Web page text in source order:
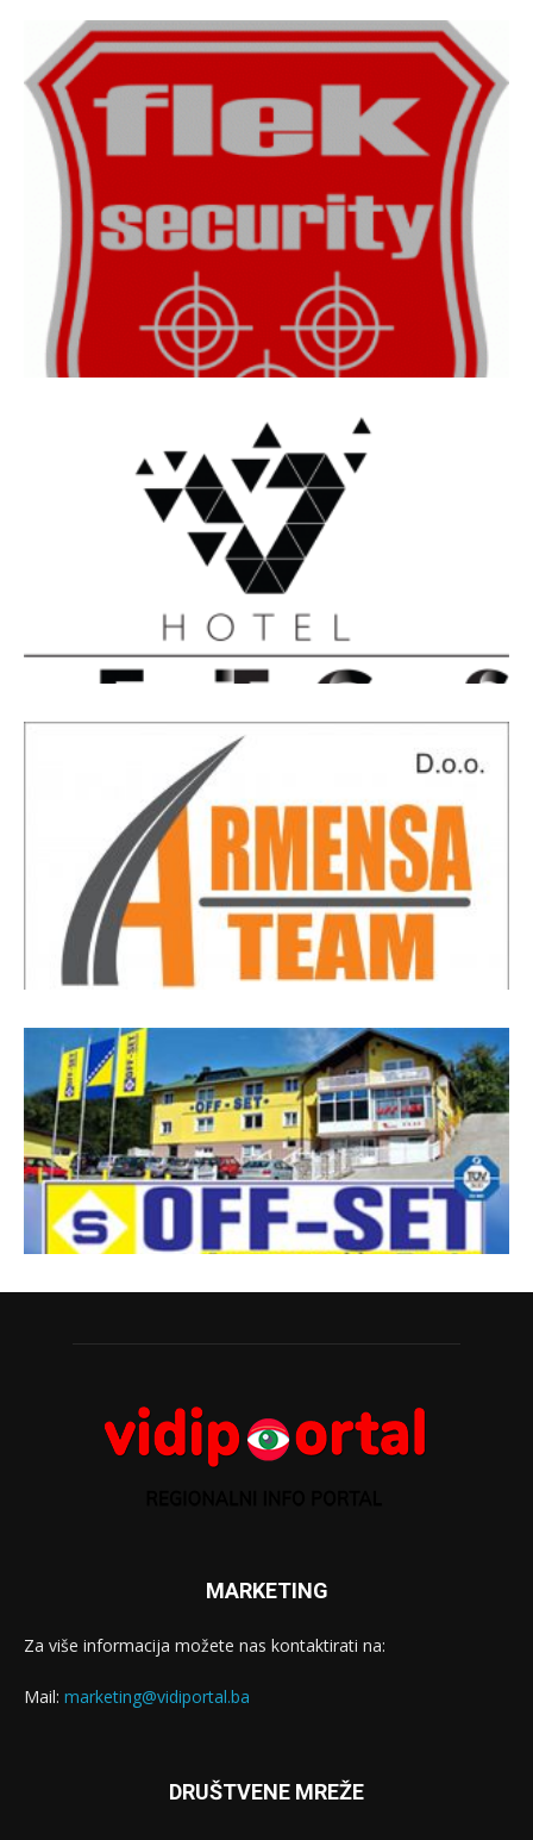
MARKETING
Za više informacija možete nas kontaktirati na:
Mail: marketing@vidiportal.ba
DRUŠTVENE MREŽE